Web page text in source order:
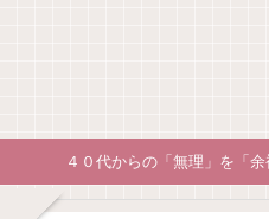
４０代からの「無理」を「